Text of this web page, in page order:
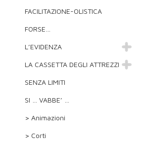
FACILITAZIONE-OLISTICA
FORSE…
L’EVIDENZA
LA CASSETTA DEGLI ATTREZZI
SENZA LIMITI
SI … VABBE’ …
> Animazioni
> Corti